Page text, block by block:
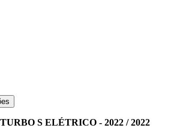
S ELÉTRICO - 2022 / 2022